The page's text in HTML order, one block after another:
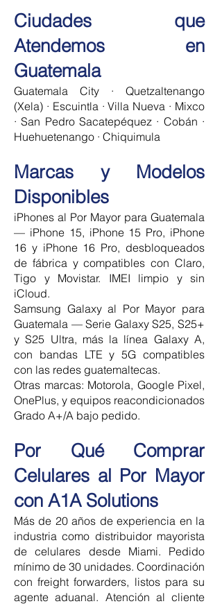
Ciudades que
Atendemos en
Guatemala
Guatemala City · Quetzaltenango
(Xela) · Escuintla · Villa Nueva · Mixco
· San Pedro Sacatepéquez · Cobán ·
Huehuetenango · Chiquimula
Marcas y Modelos
Disponibles
iPhones al Por Mayor para Guatemala
— iPhone 15, iPhone 15 Pro, iPhone
16 y iPhone 16 Pro, desbloqueados
de fábrica y compatibles con Claro,
Tigo y Movistar. IMEI limpio y sin
iCloud.
Samsung Galaxy al Por Mayor para
Guatemala — Serie Galaxy S25, S25+
y S25 Ultra, más la línea Galaxy A,
con bandas LTE y 5G compatibles
con las redes guatemaltecas.
Otras marcas: Motorola, Google Pixel,
OnePlus, y equipos reacondicionados
Grado A+/A bajo pedido.
Por Qué Comprar
Celulares al Por Mayor
con A1A Solutions
Más de 20 años de experiencia en la
industria como distribuidor mayorista
de celulares desde Miami. Pedido
mínimo de 30 unidades. Coordinación
con freight forwarders, listos para su
agente aduanal. Atención al cliente